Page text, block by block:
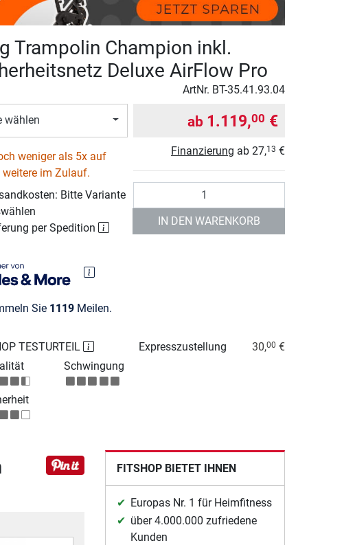
Trampolin Champion inkl.
Deluxe AirFlow Pro
ArtNr. BT-35.41.93.04
wählen
weniger als 5x auf
weitere im Zulauf.
Bitte Variante
per Spedition
Sie 1119Meilen.
ab 1.119,00 €
Finanzierung ab 27,13 €
IN DEN WARENKORB
TESTURTEIL
Schwingung
Expresszustellung 30,00 €
FITSHOP BIETET IHNEN
Europas Nr. 1 für Heimfitness
über 4.000.000 zufriedene
Kunden